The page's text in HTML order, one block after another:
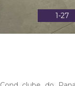
2-27